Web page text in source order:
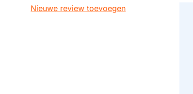
Nieuwe review toevoegen